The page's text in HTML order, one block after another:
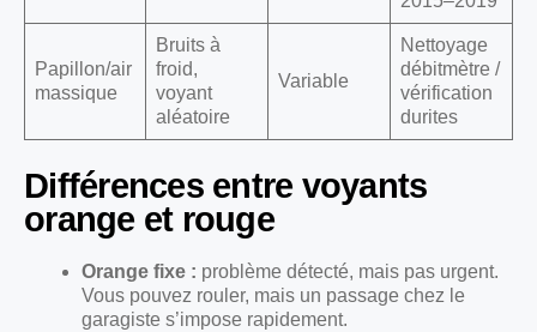
Papillon/air
massique
Bruits à
froid,
voyant
aléatoire
Variable
Nettoyage
débitmètre /
vérification
durites
Différences entre voyants
orange et rouge
Orange fixe : problème détecté, mais pas urgent.
Vous pouvez rouler, mais un passage chez le
garagiste s’impose rapidement.